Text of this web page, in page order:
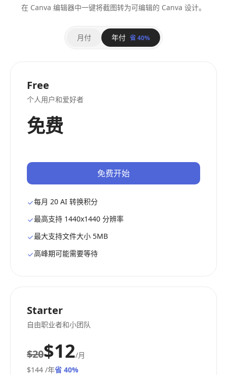
在 Canva 编辑器中一键将截图转为可编辑的 Canva 设计。
月付 年付 省 40%
Free
个人用户和爱好者
免费
免费开始
每月 20 AI 转换积分
最高支持 1440x1440 分辨率
最大支持文件大小 5MB
高峰期可能需要等待
Starter
自由职业者和小团队
$20$12/月
$144 /年省 40%